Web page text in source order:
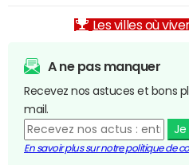
Les villes où
A ne pas manquer
Recevez nos astuces et bons
mail.
En savoir plus sur notre politique de